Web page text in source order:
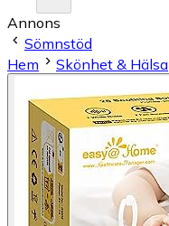
Annons
Sömnstöd
Hem
Skönhet & Hälsa